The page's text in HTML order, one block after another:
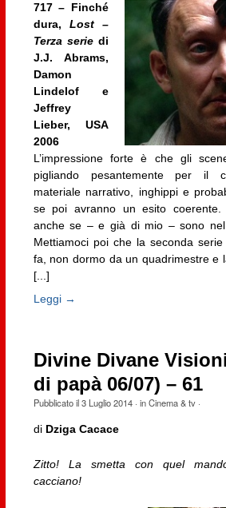
717 – Finché
dura, Lost –
Terza seriedi
J.J. Abrams,
Damon
Lindelof e
Jeffrey
Lieber, USA
2006
L’impressione forte è che gli
pigliando pesantemente per il
materiale narrativo, inghippi e
se poi avranno un esito
anche se – e già di mio – sono nel
Mettiamoci poi che la seconda
fa, non dormo da un quadrimestre e
[...]
Leggi →
Divine Divane
di papà 06/07) – 61
Pubblicato il3 Luglio 2014· inCinema & tv·
di Dziga Cacace
Zitto! La smetta con quel
cacciano!